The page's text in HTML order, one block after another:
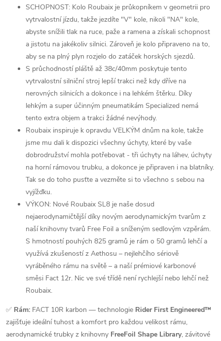
SCHOPNOST: Kolo Roubaix je průkopníkem v geometrii pro
vytrvalostní jízdu, takže jezdíte "V" kole, nikoli "NA" kole,
abyste snížili tlak na ruce, paže a ramena a získali schopnost
a jistotu na jakékoliv silnici. Zároveň je kolo připraveno na to,
aby se na plný plyn rozjelo do zatáček horských sjezdů.
S průchodností pláště až 38c/40mm poskytuje tento
vytrvalostní silniční stroj lepší trakci než kdy dříve na
nerovných silnicích a dokonce i na lehkém štěrku. Díky
lehkým a super účinným pneumatikám Specialized nemá
tento extra objem a trakci žádné nevýhody.
Roubaix inspiruje k opravdu VELKÝM dnům na kole, takže
jsme mu dali k dispozici všechny úchyty, které by vaše
dobrodružství mohla potřebovat - tři úchyty na láhev, úchyty
na horní rámovou trubku, a dokonce je připraven i na blatníky.
Tak se do toho pusťte a vezměte si to všechno s sebou na
vyjížďku.
VÝKON: Nové Roubaix SL8 je naše dosud
nejaerodynamičtější díky novým aerodynamickým tvarům z
naší knihovny tvarů Free Foil a sníženým sedlovým vzpěrám.
S hmotností pouhých 825 gramů je rám o 50 gramů lehčí a
využívá zkušeností z Aethosu – nejlehčího sériově
vyráběného rámu na světě – a naší prémiové karbonové
směsi Fact 12r. Nic ve své třídě není rychlejší nebo lehčí než
Roubaix.
✅ Rám: FACT 10R karbon — technologie Rider First Engineered™
zajišťuje ideální tuhost a komfort pro každou velikost rámu,
aerodynamické trubky z knihovny FreeFoil Shape Library, závitové